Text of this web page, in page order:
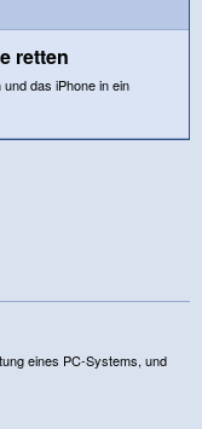
retten
das iPhone in ein
eines PC-Systems, und